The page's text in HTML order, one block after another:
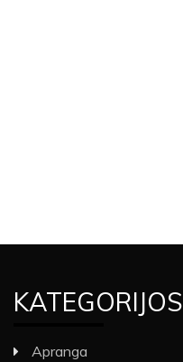
KATEGORIJOS
Apranga